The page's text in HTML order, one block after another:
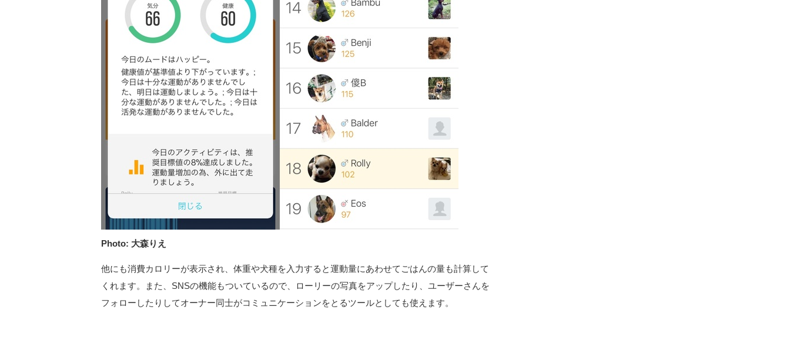
Photo: 大森りえ
他にも消費カロリーが表示され、体重や犬種を入力すると運動量にあわせてごはんの量も計算して
くれます。また、SNSの機能もついているので、ローリーの写真をアップしたり、ユーザーさんを
フォローしたりしてオーナー同士がコミュニケーションをとるツールとしても使えます。